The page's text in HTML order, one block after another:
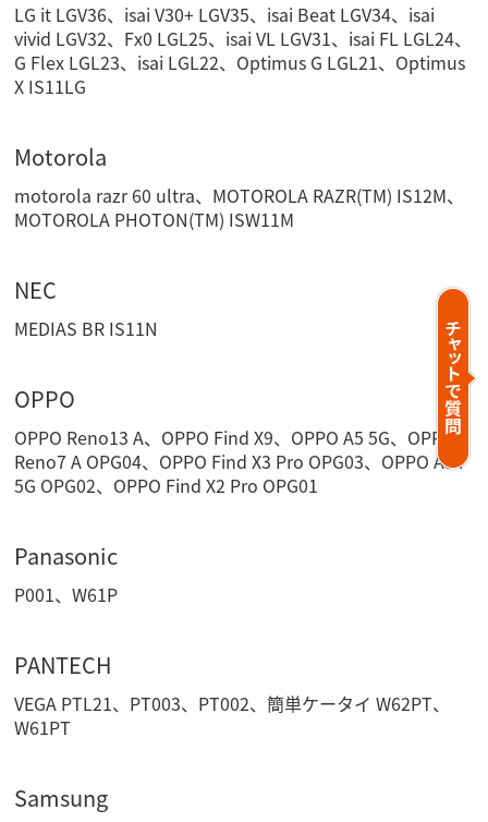
LG it LGV36、isai V30+ LGV35、isai Beat LGV34、isai
vivid LGV32、Fx0 LGL25、isai VL LGV31、isai FL LGL24、
G Flex LGL23、isai LGL22、Optimus G LGL21、Optimus
X IS11LG
Motorola
motorola razr 60 ultra、MOTOROLA RAZR(TM) IS12M、
MOTOROLA PHOTON(TM) ISW11M
NEC
MEDIAS BR IS11N
OPPO
OPPO Reno13 A、OPPO Find X9、OPPO A5 5G、OPPO
Reno7 A OPG04、OPPO Find X3 Pro OPG03、OPPO A54
5G OPG02、OPPO Find X2 Pro OPG01
Panasonic
P001、W61P
PANTECH
VEGA PTL21、PT003、PT002、簡単ケータイ W62PT、
W61PT
Samsung